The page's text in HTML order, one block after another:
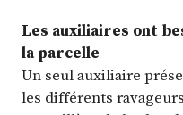
Les auxiliaires ont
la parcelle
Un seul auxiliaire
les différents